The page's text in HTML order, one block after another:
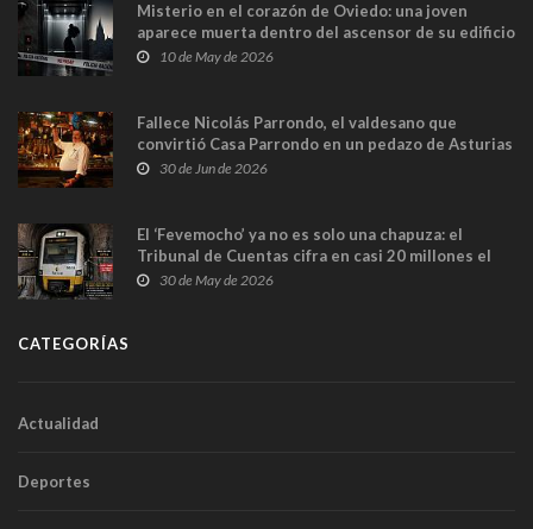
Misterio en el corazón de Oviedo: una joven
aparece muerta dentro del ascensor de su edificio
y las cámaras captan sus últimos minutos
10 de May de 2026
Fallece Nicolás Parrondo, el valdesano que
convirtió Casa Parrondo en un pedazo de Asturias
en Madrid
30 de Jun de 2026
El ‘Fevemocho’ ya no es solo una chapuza: el
Tribunal de Cuentas cifra en casi 20 millones el
sobrecoste de los trenes que no cabían por los
30 de May de 2026
CATEGORÍAS
Actualidad
Deportes